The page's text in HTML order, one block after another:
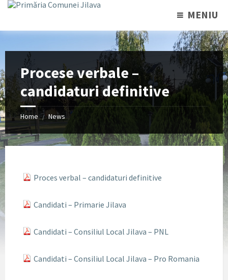
MENIU
Procese verbale –
candidaturi definitive
Home / News
Proces verbal – candidaturi definitive
Candidati – Primarie Jilava
Candidati – Consiliul Local Jilava – PNL
Candidati – Consiliul Local Jilava – Pro Romania